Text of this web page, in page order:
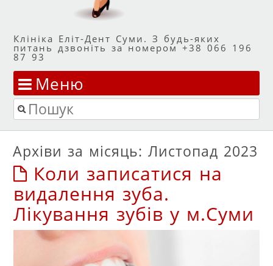
Клініка Еліт-Дент Суми. З будь-яких
питань дзвоніть за номером +38 066 196
87 93
Меню
Перейти до змісту
Пошук
Архіви за місяць:Листопад 2023
Коли записатися на
видалення зуба.
Лікування зубів у м.Суми